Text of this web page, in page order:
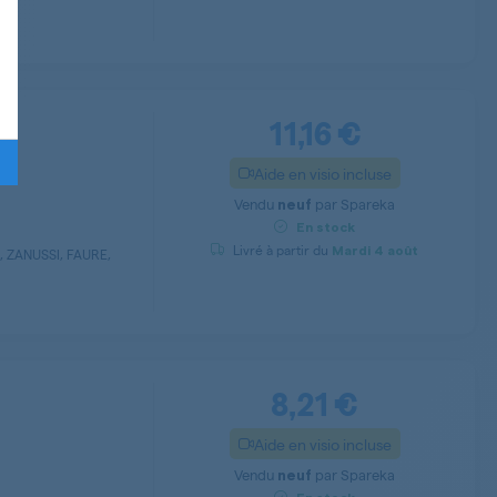
ZANUSSI, FAURE,
11,16 €
Aide en visio incluse
Vendu neuf par Spareka
En stock
Livré à partir du Mardi 4 août
8,21 €
Aide en visio incluse
Vendu neuf par Spareka